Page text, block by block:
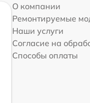
О компании
Ремонтируемые
Наши услуги
Согласие на
Способы оплаты